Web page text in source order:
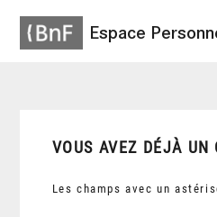
Espace
VOUS AVEZ DÉJÀ UN
Les champs avec un